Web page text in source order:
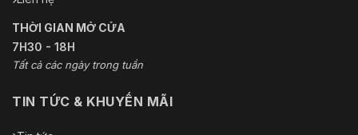
Kết cấu
Kích thước
Trọng lượng tịnh 2,1kg
Tổng trọng lượng
THỜI GIAN MỞ CỬA
7H30 - 18H
Tất cả các ngày trong tuần
TIN TỨC & KHUYẾN MÃI